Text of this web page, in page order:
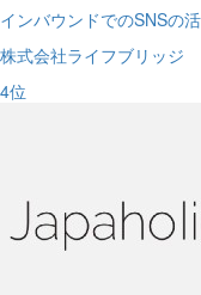
インバウンドでのSNSの
株式会社ライフブリッジ
4位